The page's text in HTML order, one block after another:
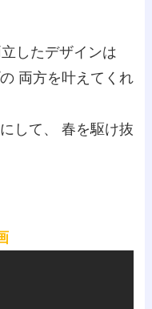
したデザインは
両方を叶えてくれ
して、 春を駆け抜